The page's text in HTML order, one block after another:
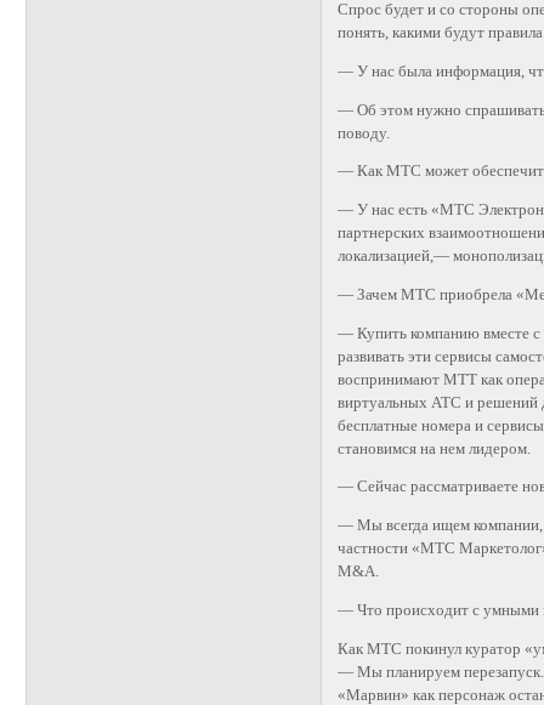
Спрос будет и со стороны
понять, какими будут
— У нас была информация,
— Об этом нужно
поводу.
— Как МТС может обеспечить
— У нас есть «МТС
партнерских
локализацией,—
— Зачем МТС приобрела
— Купить компанию вместе с
развивать эти сервисы
воспринимают МТТ как
виртуальных АТС и решений
бесплатные номера и
становимся на нем лидером.
— Сейчас рассматриваете
— Мы всегда ищем компании,
частности «МТС
M&A.
— Что происходит с умными
Как МТС покинул куратор
— Мы планируем перезапуск.
«Марвин» как персонаж